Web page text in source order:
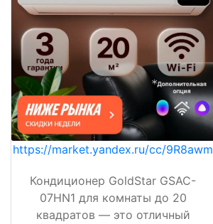
https://market.yandex.ru/cc/9R8awm
Кондиционер GoldStar GSAC-
07HN1 для комнаты до 20
квадратов — это отличный